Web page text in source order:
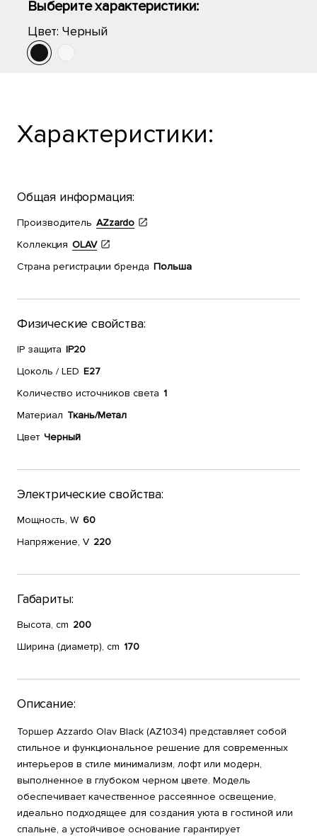
Выберите характеристики:
Цвет: Черный
Характеристики:
Общая информация:
Производитель AZzardo
Коллекция OLAV
Страна регистрации бренда Польша
Физические свойства:
IP защита IP20
Цоколь / LED E27
Количество источников света 1
Материал Ткань/Метал
Цвет Черный
Электрические свойства:
Мощность, W 60
Напряжение, V 220
Габариты:
Высота, cm 200
Ширина (диаметр), cm 170
Описание:
Торшер Azzardo Olav Black (AZ1034) представляет собой
стильное и функциональное решение для современных
интерьеров в стиле минимализм, лофт или модерн,
выполненное в глубоком черном цвете. Модель
обеспечивает качественное рассеянное освещение,
идеально подходящее для создания уюта в гостиной или
спальне, а устойчивое основание гарантирует